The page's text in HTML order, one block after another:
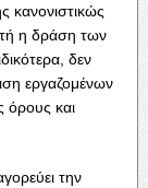
κανονιστικώς
η δράση των
δεν
εργαζομένων
όρους και
την